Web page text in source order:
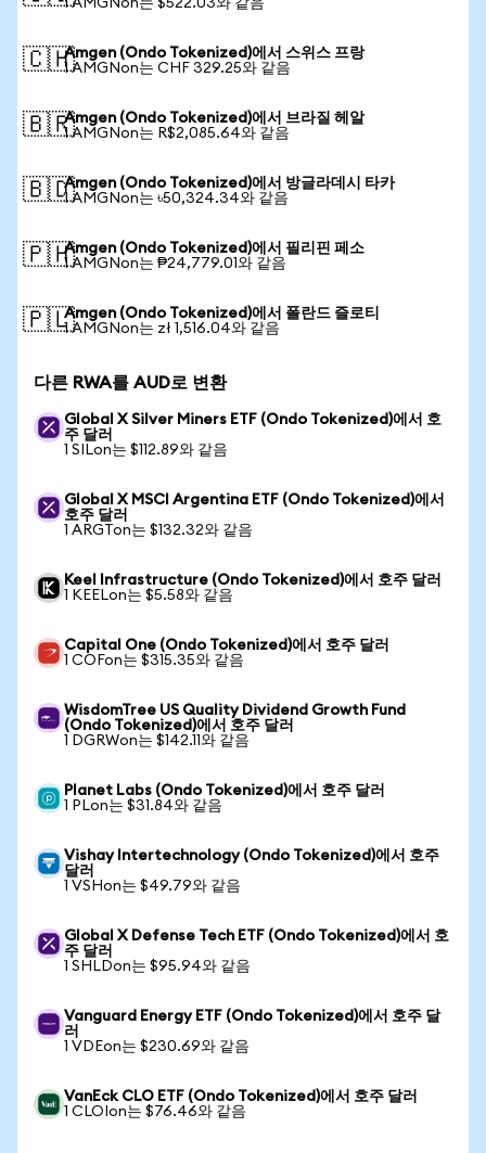
1 AMGNon는 $522.03와 같음
🇨🇭Amgen (Ondo Tokenized)에서 스위스 프랑
1 AMGNon는 CHF 329.25와 같음
🇧🇷Amgen (Ondo Tokenized)에서 브라질 헤알
1 AMGNon는 R$2,085.64와 같음
🇧🇩Amgen (Ondo Tokenized)에서 방글라데시 타카
1 AMGNon는 ৳50,324.34와 같음
🇵🇭Amgen (Ondo Tokenized)에서 필리핀 페소
1 AMGNon는 ₱24,779.01와 같음
🇵🇱Amgen (Ondo Tokenized)에서 폴란드 즐로티
1 AMGNon는 zł 1,516.04와 같음
다른 RWA를 AUD로 변환
Global X Silver Miners ETF (Ondo Tokenized)에서 호
주 달러
1 SILon는 $112.89와 같음
Global X MSCI Argentina ETF (Ondo Tokenized)에서
호주 달러
1 ARGTon는 $132.32와 같음
Keel Infrastructure (Ondo Tokenized)에서 호주 달러
1 KEELon는 $5.58와 같음
Capital One (Ondo Tokenized)에서 호주 달러
1 COFon는 $315.35와 같음
WisdomTree US Quality Dividend Growth Fund
(Ondo Tokenized)에서 호주 달러
1 DGRWon는 $142.11와 같음
Planet Labs (Ondo Tokenized)에서 호주 달러
1 PLon는 $31.84와 같음
Vishay Intertechnology (Ondo Tokenized)에서 호주
달러
1 VSHon는 $49.79와 같음
Global X Defense Tech ETF (Ondo Tokenized)에서 호
주 달러
1 SHLDon는 $95.94와 같음
Vanguard Energy ETF (Ondo Tokenized)에서 호주 달
러
1 VDEon는 $230.69와 같음
VanEck CLO ETF (Ondo Tokenized)에서 호주 달러
1 CLOIon는 $76.46와 같음